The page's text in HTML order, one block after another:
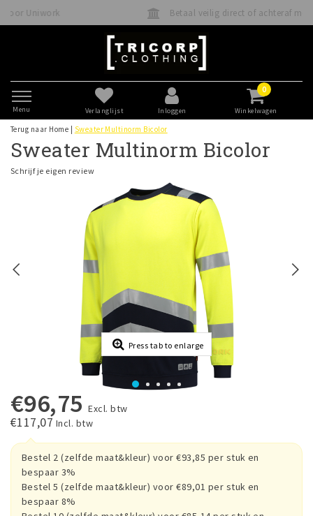
Betaal veilig direct of achteraf met Klarna
Menu Verlanglijst Inloggen
0
Winkelwagen
Terug naar Home Sweater Multinorm Bicolor
Sweater Multinorm Bicolor
Schrijf je eigen review
Press tab to enlarge
€96,75 Excl. btw
€117,07 Incl. btw
Bestel 2 (zelfde maat&kleur) voor €93,85 per stuk en
bespaar 3%
Bestel 5 (zelfde maat&kleur) voor €89,01 per stuk en
bespaar 8%